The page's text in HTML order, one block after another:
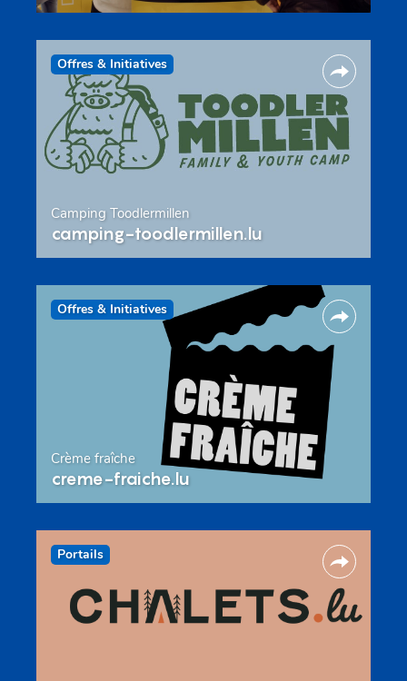
Offres & Initiatives
Camping Toodlermillen
camping-toodlermillen.lu
Offres & Initiatives
Crème fraîche
creme-fraiche.lu
Portails